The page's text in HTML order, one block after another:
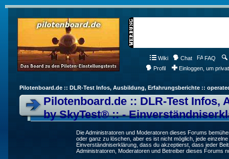
Wiki Chat FAQ
Profil
Einloggen, um
Pilotenboard.de :: DLR-Test Infos, Ausbildung, Erfahrungsberichte ::
Pilotenboard.de :: DLR-Test
by SkyTest® :: -
Die Administratoren und Moderatoren dieses Forums
oder ganz zu löschen, aber es ist nicht möglich, jede
Einverständniserklärung, dass du akzeptierst, dass jeder
Administratoren, Moderatoren und Betreiber dieses Forums